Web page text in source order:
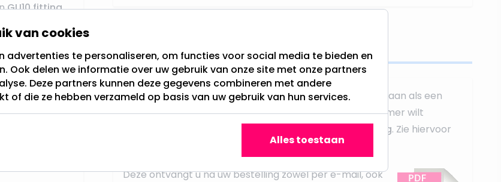
GU10 fitting.
Onze Philips GU10 LED lampen sluit u op dezelfde manier aan als een
normale lamp. Indien u meerdere spots achter één dimmer wilt
parallel schakeling. Zie hiervoor
aansluit instructies.
Deze ontvangt u na uw bestelling zowel per e-mail, ook
van cookies
advertenties te personaliseren, om functies voor social media te bieden en
Ook delen we informatie over uw gebruik van onze site met onze partners
Deze partners kunnen deze gegevens combineren met andere
of die ze hebben verzameld op basis van uw gebruik van hun services.
Alles toestaan